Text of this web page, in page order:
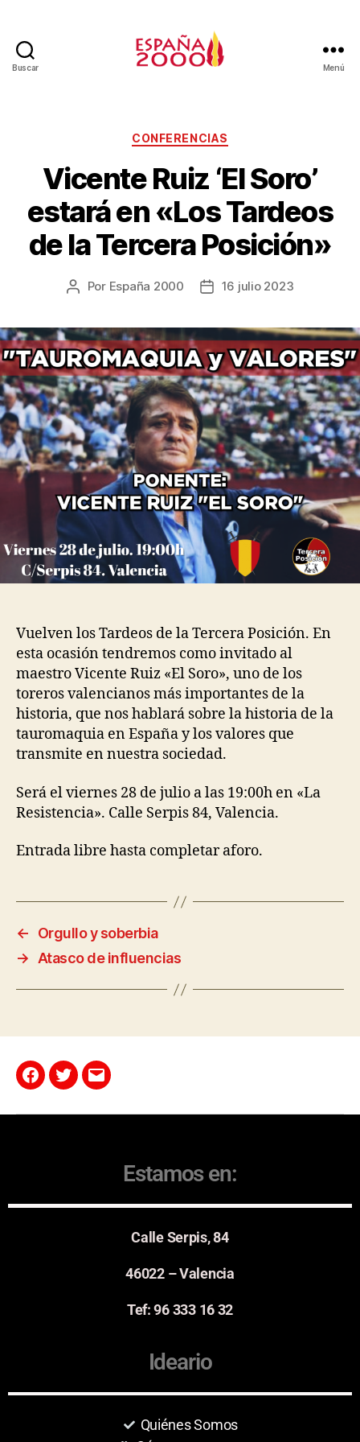
Buscar Menú
CONFERENCIAS
Vicente Ruiz ‘El Soro’
estará en «Los Tardeos
de la Tercera Posición»
Por España 2000 16 julio 2023
Vuelven los Tardeos de la Tercera Posición. En
esta ocasión tendremos como invitado al
maestro Vicente Ruiz «El Soro», uno de los
toreros valencianos más importantes de la
historia, que nos hablará sobre la historia de la
tauromaquia en España y los valores que
transmite en nuestra sociedad.
Será el viernes 28 de julio a las 19:00h en «La
Resistencia». Calle Serpis 84, Valencia.
Entrada libre hasta completar aforo.
←
Orgullo y soberbia
→
Atasco de influencias
Estamos en:
Calle Serpis, 84
46022 – Valencia
Tef: 96 333 16 32
Ideario
Quiénes Somos